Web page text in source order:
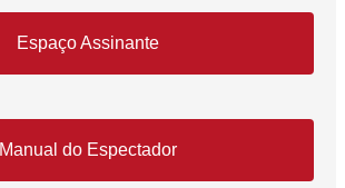
Espaço Assinante
Manual do Espectador